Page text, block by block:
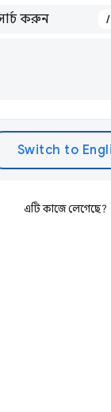
/
এটি কাজে লেগেছে?